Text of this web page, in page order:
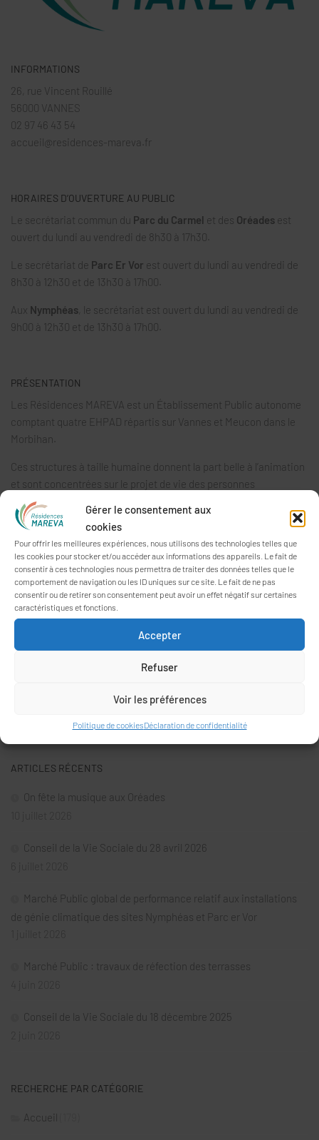
Gérer le consentement aux
cookies
Pour offrir les meilleures expériences, nous utilisons des technologies telles que
les cookies pour stocker et/ou accéder aux informations des appareils. Le fait de
consentir à ces technologies nous permettra de traiter des données telles que le
comportement de navigation ou les ID uniques sur ce site. Le fait de ne pas
consentir ou de retirer son consentement peut avoir un effet négatif sur certaines
caractéristiques et fonctions.
Accepter
Refuser
Voir les préférences
Politique de cookiesDéclaration de confidentialité
INFORMATIONS
26, rue Vincent Rouillé
56000 VANNES
02 97 46 43 54
accueil@residences-mareva.fr
HORAIRES D’OUVERTURE AU PUBLIC
Le secrétariat commun du Parc du Carmel et des Oréades est
ouvert du lundi au vendredi de 8h30 à 17h30.
Le secrétariat de Parc Er Vor est ouvert du lundi au vendredi de
8h30 à 12h30 et de 13h30 à 17h00.
Aux Nymphéas , le secrétariat est ouvert du lundi au vendredi de
9h00 à 12h30 et de 13h30 à 17h00.
PRÉSENTATION
Les Résidences MAREVA est un Établissement Public autonome
comptant quatre EHPAD répartis sur Vannes et Meucon dans le
Morbihan.
Ces structures à taille humaine donnent la part belle à l’animation
et sont concentrées sur le projet de vie des personnes
accueillies.
ARTICLES RÉCENTS
On fête la musique aux Oréades
Conseil de la Vie Sociale du 28 avril 2026
Marché Public global de performance relatif aux installations
de génie climatique des sites Nymphéas et Parc er Vor
Marché Public : travaux de réfection des terrasses
Conseil de la Vie Sociale du 18 décembre 2025
RECHERCHE PAR CATÉGORIE
Accueil